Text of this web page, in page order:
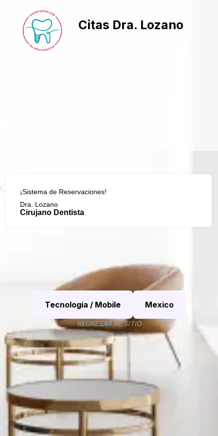
Citas Dra. Lozano
¡Sistema de Reservaciones!
Dra. Lozano
Cirujano Dentista
Tecnología / Mobile Mexico
REGRESAR AL SITIO